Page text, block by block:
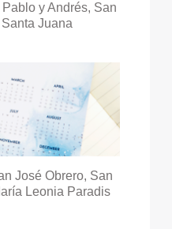
y Andrés, San
Juana
José Obrero, San
Leonia Paradis